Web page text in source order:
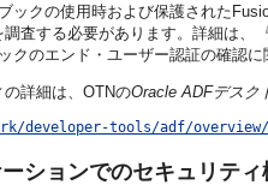
ックの使用時および保護された
査する必要があります。詳細は、
クのエンド・ユーザー認証の確認
詳細は、OTNのOracle ADFデスク
developer-tools/adf/
ションでのセキュリテ